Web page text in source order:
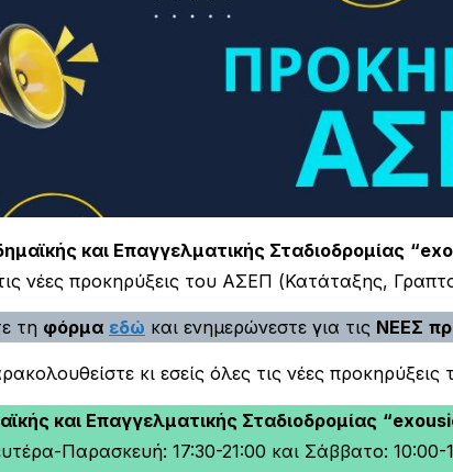
και Επαγγελματικής Σταδιοδρομίας
νέες προκηρύξεις του ΑΣΕΠ (Κατάταξης,
τη φόρμα εδώ και ενημερώνεστε για τις ΝΕΕΣ
κι εσείς όλες τις νέες
και Επαγγελματικής Σταδιοδρομίας
Παρασκευή: 17:30-21:00 και Σάββατο: 10:00-